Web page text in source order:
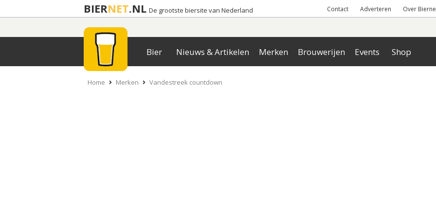
BIERNET.NL De grootste biersite van Nederland Contact Adverteren Over
Bier Nieuws & Artikelen Merken Brouwerijen Events Shop
Home Merken Vandestreek countdown